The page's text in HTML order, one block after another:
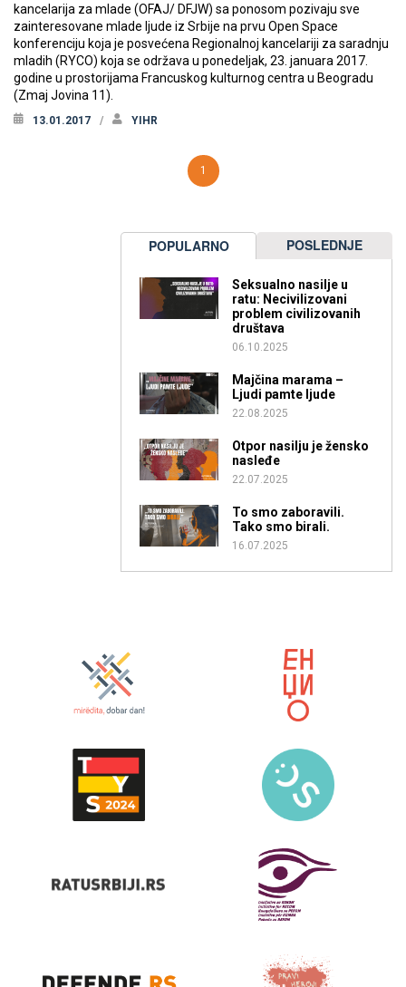
kancelarija za mlade (OFAJ/ DFJW) sa ponosom pozivaju sve
zainteresovane mlade ljude iz Srbije na prvu Open Space
konferenciju koja je posvećena Regionalnoj kancelariji za saradnju
mladih (RYCO) koja se održava u ponedeljak, 23. januara 2017.
godine u prostorijama Francuskog kulturnog centra u Beogradu
(Zmaj Jovina 11).
13.01.2017 YIHR
1
POPULARNO POSLEDNJE
Seksualno nasilje u
ratu: Necivilizovani
problem civilizovanih
društava
06.10.2025
Majčina marama –
Ljudi pamte ljude
22.08.2025
Otpor nasilju je žensko
nasleđe
22.07.2025
To smo zaboravili.
Tako smo birali.
16.07.2025